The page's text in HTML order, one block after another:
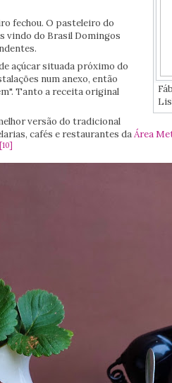
fechou. O pasteleiro do
vindo do Brasil Domingos
açúcar situada próximo do
num anexo, então
Tanto a receita original
versão do tradicional
cafés e restaurantes daÁrea
[10]